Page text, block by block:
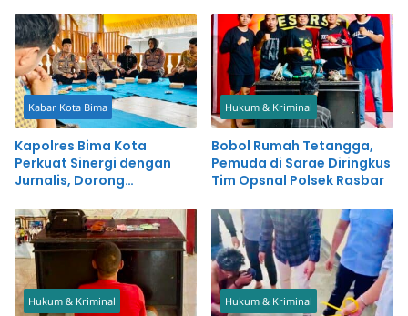
Kabar Kota Bima
Kapolres Bima Kota
Perkuat Sinergi dengan
Jurnalis, Dorong
Kemajuan Daerah
Hukum & Kriminal
Bobol Rumah Tetangga,
Pemuda di Sarae Diringkus
Tim Opsnal Polsek Rasbar
Hukum & Kriminal Hukum & Kriminal